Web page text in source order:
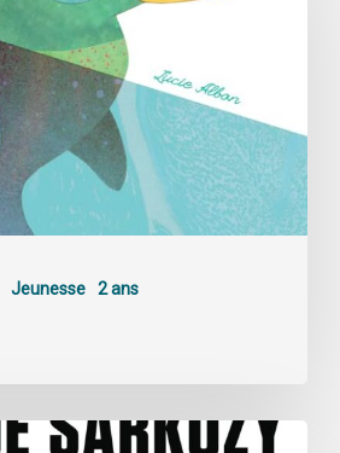
Jeunesse 2 ans